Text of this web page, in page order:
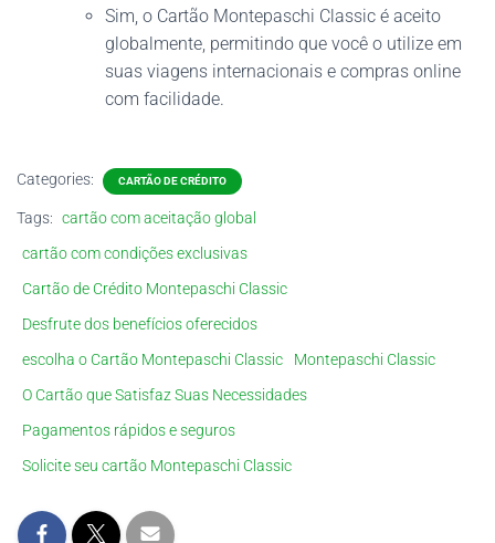
Sim, o Cartão Montepaschi Classic é aceito
globalmente, permitindo que você o utilize em
suas viagens internacionais e compras online
com facilidade.
Categories: CARTÃO DE CRÉDITO
Tags: cartão com aceitação global
cartão com condições exclusivas
Cartão de Crédito Montepaschi Classic
Desfrute dos benefícios oferecidos
escolha o Cartão Montepaschi Classic
Montepaschi Classic
O Cartão que Satisfaz Suas Necessidades
Pagamentos rápidos e seguros
Solicite seu cartão Montepaschi Classic